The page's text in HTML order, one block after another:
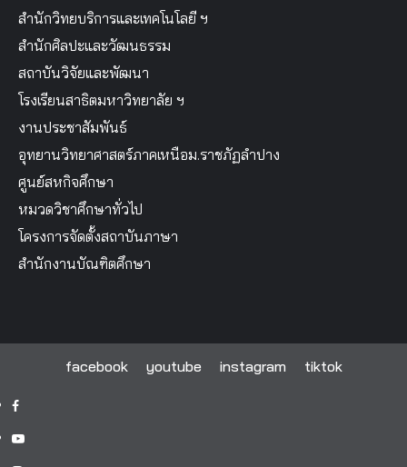
สำนักวิทยบริการและเทคโนโลยี ฯ
สำนักศิลปะและวัฒนธรรม
สถาบันวิจัยและพัฒนา
โรงเรียนสาธิตมหาวิทยาลัย ฯ
งานประชาสัมพันธ์
อุทยานวิทยาศาสตร์ภาคเหนือม.ราชภัฏลำปาง
ศูนย์สหกิจศึกษา
หมวดวิชาศึกษาทั่วไป
โครงการจัดตั้งสถาบันภาษา
สำนักงานบัณฑิตศึกษา
facebook youtube instagram tiktok
facebook
youtube